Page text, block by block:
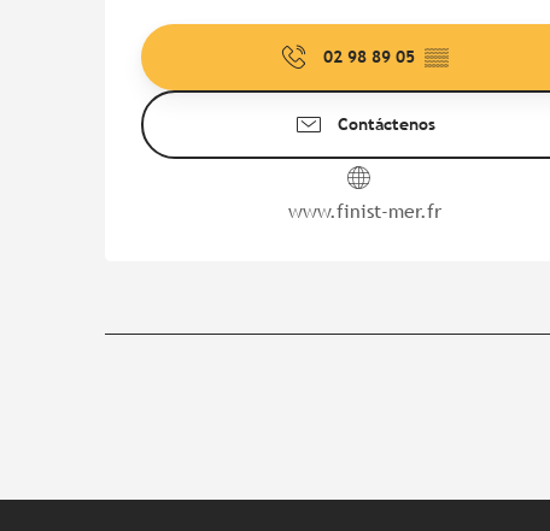
02 98 89 05 ▒▒
Contáctenos
www.finist-mer.fr